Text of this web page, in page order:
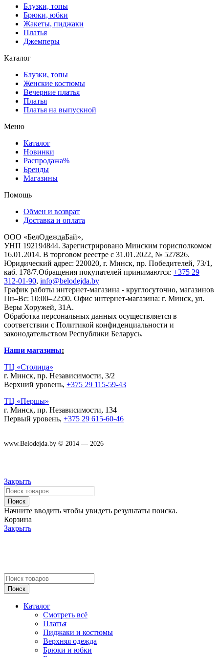
Блузки, топы
Брюки, юбки
Жакеты, пиджаки
Платья
Джемперы
Каталог
Блузки, топы
Женские костюмы
Вечерние платья
Платья
Платья на выпускной
Меню
Каталог
Новинки
Распродажа%
Бренды
Магазины
Помощь
Обмен и возврат
Доставка и оплата
ООО «БелОдеждаБай»,
УНП 192194844. Зарегистрировано Минским горисполкомом
16.01.2014. В торговом реестре с 31.01.2022, № 527826.
Юридический адрес: 220020, г. Минск, пр. Победителей, 73/1,
каб. 178/7.Обращения покупателей принимаются: +375 29
312-01-90, info@belodejda.by
График работы интернет-магазина - круглосуточно, магазинов
Пн–Вс: 10:00–22:00. Офис интернет-магазина: г. Минск, ул.
Веры Хоружей, 31А.
Обработка персональных данных осуществляется в
соответствии с Политикой конфиденциальности и
законодательством Республики Беларусь.
Наши магазины:
ТЦ «Столица»
г. Минск, пр. Независимости, 3/2
Верхний уровень, +375 29 115-59-43
ТЦ «Першы»
г. Минск, пр. Независимости, 134
Первый уровень, +375 29 615-60-46
www.Belodejda.by © 2014 — 2026
Закрыть
Поиск
Начните вводить чтобы увидеть результаты поиска.
Корзина
Закрыть
Поиск
Каталог
Смотреть всё
Платья
Пиджаки и костюмы
Верхняя одежда
Брюки и юбки